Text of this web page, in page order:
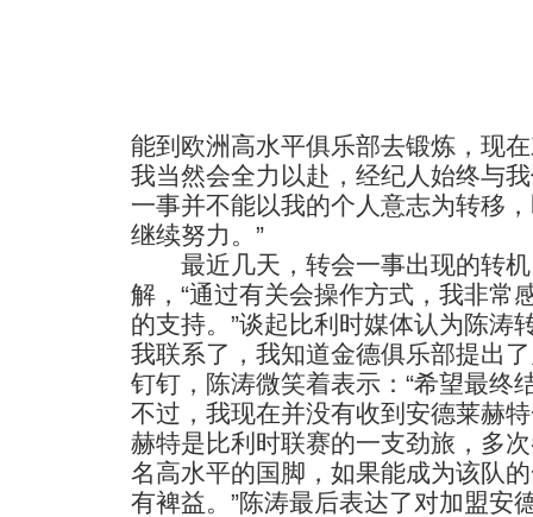
能到欧洲高水平俱乐部去锻炼，现
我当然会全力以赴，经纪人始终与
一事并不能以我的个人意志为转移
继续努力。”
最近几天，转会一事出现的转机
解，“通过有关会操作方式，我非常
的支持。”谈起比利时媒体认为陈涛
我联系了，我知道金德俱乐部提出
钉钉，陈涛微笑着表示：“希望最终
不过，我现在并没有收到安德莱赫
赫特是比利时联赛的一支劲旅，多
名高水平的国脚，如果能成为该队
有裨益。”陈涛最后表达了对加盟安